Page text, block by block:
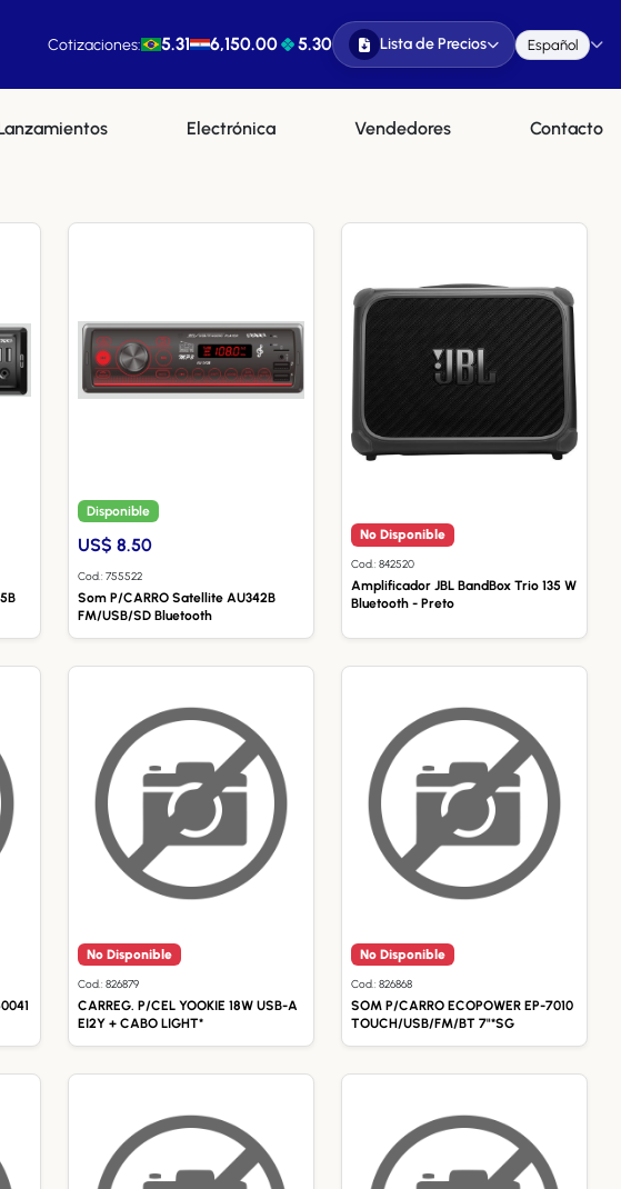
Cotizaciones: 5.31 6,150.00 5.30 Lista de Precios Español
Electrónica Vendedores Contacto
Disponible
US$ 8.50
Cod.: 755522
Som P/CARRO Satellite AU342B
FM/USB/SD Bluetooth
No Disponible
Cod.: 842520
Amplificador JBL BandBox Trio 135 W
Bluetooth - Preto
No Disponible
Cod.: 826879
CARREG. P/CEL YOOKIE 18W USB-A
EI2Y + CABO LIGHT*
No Disponible
Cod.: 826868
SOM P/CARRO ECOPOWER EP-7010
TOUCH/USB/FM/BT 7"*SG